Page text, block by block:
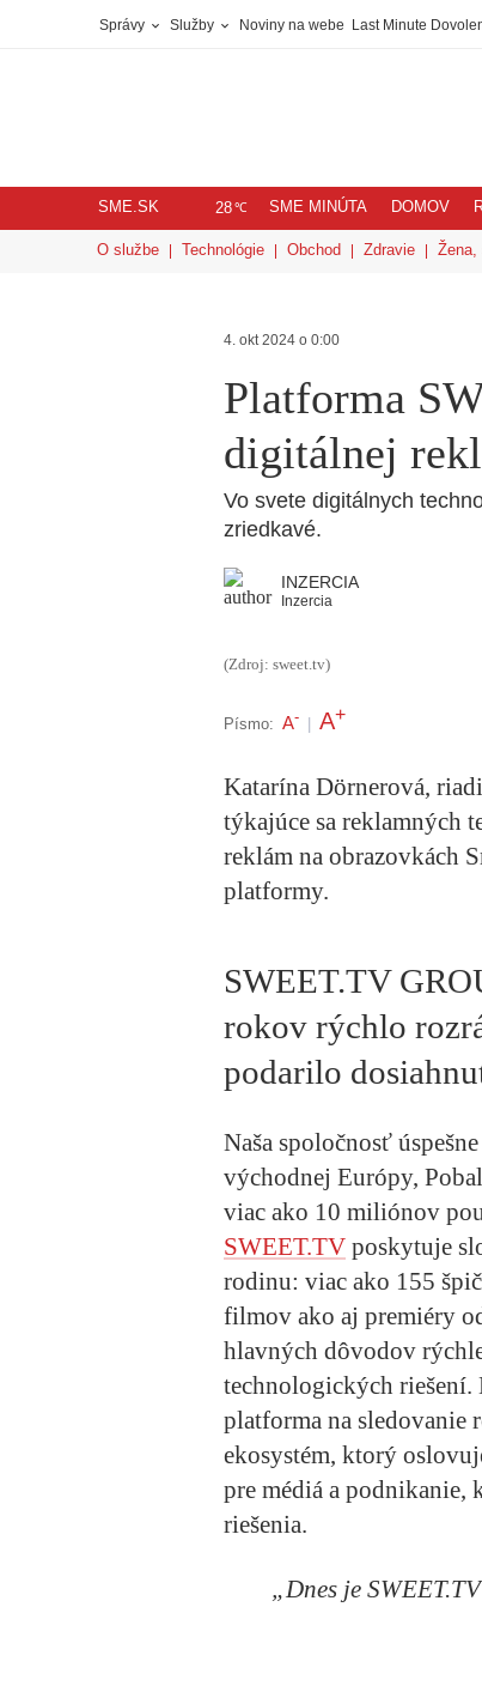
Správy Služby Noviny na webe Last Minute
SME.SK 28℃ SME MINÚTA DOMOV
O službe Technológie Obchod Zdravie Žena,
4. okt 2024 o 0:00
Platforma
digitálnej
Vo svete digitálnych
zriedkavé.
INZERCIA
Inzercia
(Zdroj: sweet.tv)
Písmo: A- A+
Katarína Dörnerová,
týkajúce sa reklamných
reklám na obrazovkách
platformy.
SWEET.TV
rokov rýchlo
podarilo
Naša spoločnosť
východnej Európy,
viac ako 10 miliónov
SWEET.TV poskytuje
rodinu: viac ako 155
filmov ako aj premiéry
hlavných dôvodov
technologických riešení.
platforma na sledovanie
ekosystém, ktorý
pre médiá a podnikanie,
riešenia.
„Dnes je